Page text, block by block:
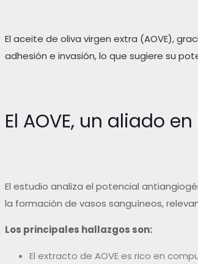
El aceite de oliva virgen extra (AOVE),
adhesión e invasión, lo que sugiere su
El AOVE, un aliado
El estudio analiza el potencial
la formación de vasos sanguíneos,
Los principales hallazgos son:
El extracto de AOVE es rico en